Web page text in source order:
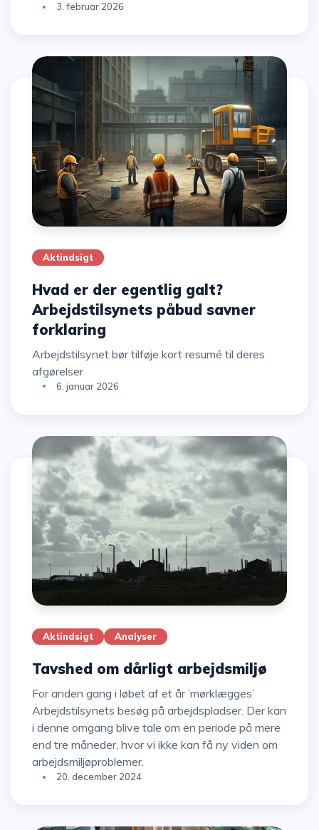
3. februar 2026
Aktindsigt
Hvad er der egentlig galt?
Arbejdstilsynets påbud savner
forklaring
Arbejdstilsynet bør tilføje kort resumé til deres
afgørelser
6. januar 2026
Aktindsigt Analyser
Tavshed om dårligt arbejdsmiljø
For anden gang i løbet af et år ’mørklægges’
Arbejdstilsynets besøg på arbejdspladser. Der kan
i denne omgang blive tale om en periode på mere
end tre måneder, hvor vi ikke kan få ny viden om
arbejdsmiljøproblemer.
20. december 2024